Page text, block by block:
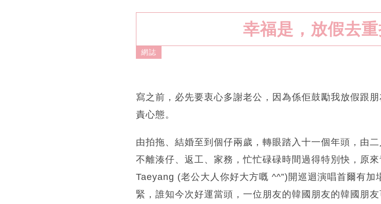
幸福是，放假去
網誌
寫之前，必先要衷心多謝老公，因為係佢鼓勵我放假跟
責心態。
由拍拖、結婚至到個仔兩歲，轉眼踏入十一個年頭，由
不離湊仔、返工、家務，忙忙碌碌時間過得特別快，原
Taeyang (老公大人你好大方嘅 ^^”)開巡迴演唱首爾有
緊，誰知今次好運當頭，一位朋友的韓國朋友的韓國朋